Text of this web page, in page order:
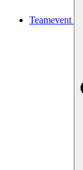
Teamevent